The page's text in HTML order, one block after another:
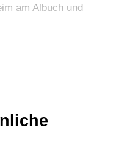
am Albuchund